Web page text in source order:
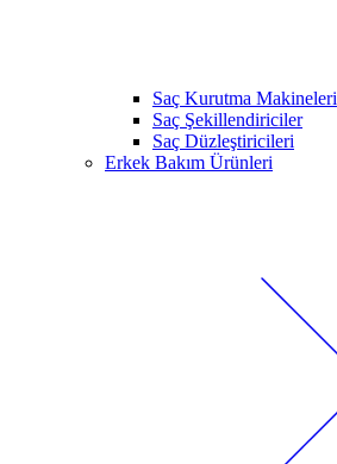
Saç Kurutma Makineleri
Saç Şekillendiriciler
Saç Düzleştiricileri
Erkek Bakım Ürünleri